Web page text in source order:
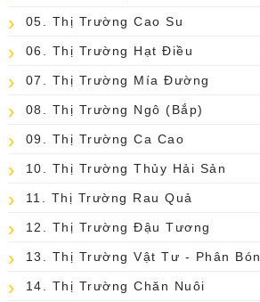
05. Thị Trường Cao Su
06. Thị Trường Hạt Điều
07. Thị Trường Mía Đường
08. Thị Trường Ngô (bắp)
09. Thị Trường Ca Cao
10. Thị Trường Thủy Hải Sản
11. Thị Trường Rau Quả
12. Thị Trường Đậu Tương
13. Thị Trường Vật Tư - Phân Bón
14. Thị Trường Chăn Nuôi